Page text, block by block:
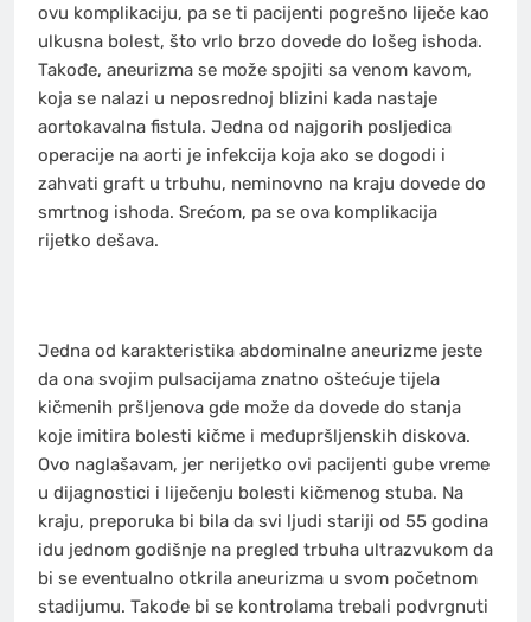
ovu komplikaciju, pa se ti pacijenti pogrešno liječe kao
ulkusna bolest, što vrlo brzo dovede do lošeg ishoda.
Takođe, aneurizma se može spojiti sa venom kavom,
koja se nalazi u neposrednoj blizini kada nastaje
aortokavalna fistula. Jedna od najgorih posljedica
operacije na aorti je infekcija koja ako se dogodi i
zahvati graft u trbuhu, neminovno na kraju dovede do
smrtnog ishoda. Srećom, pa se ova komplikacija
rijetko dešava.
Jedna od karakteristika abdominalne aneurizme jeste
da ona svojim pulsacijama znatno oštećuje tijela
kičmenih pršljenova gde može da dovede do stanja
koje imitira bolesti kičme i međupršljenskih diskova.
Ovo naglašavam, jer nerijetko ovi pacijenti gube vreme
u dijagnostici i liječenju bolesti kičmenog stuba. Na
kraju, preporuka bi bila da svi ljudi stariji od 55 godina
idu jednom godišnje na pregled trbuha ultrazvukom da
bi se eventualno otkrila aneurizma u svom početnom
stadijumu. Takođe bi se kontrolama trebali podvrgnuti